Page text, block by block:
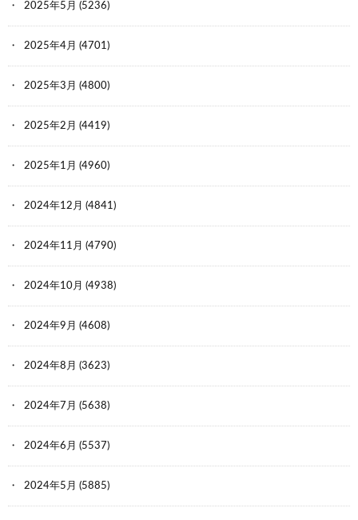
2025年5月 (5236)
2025年4月 (4701)
2025年3月 (4800)
2025年2月 (4419)
2025年1月 (4960)
2024年12月 (4841)
2024年11月 (4790)
2024年10月 (4938)
2024年9月 (4608)
2024年8月 (3623)
2024年7月 (5638)
2024年6月 (5537)
2024年5月 (5885)